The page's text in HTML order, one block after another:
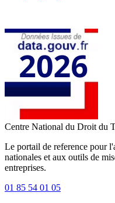
Centre National du Droit du
Le portail de reference pour
nationales et aux outils de
entreprises.
01 85 54 01 05